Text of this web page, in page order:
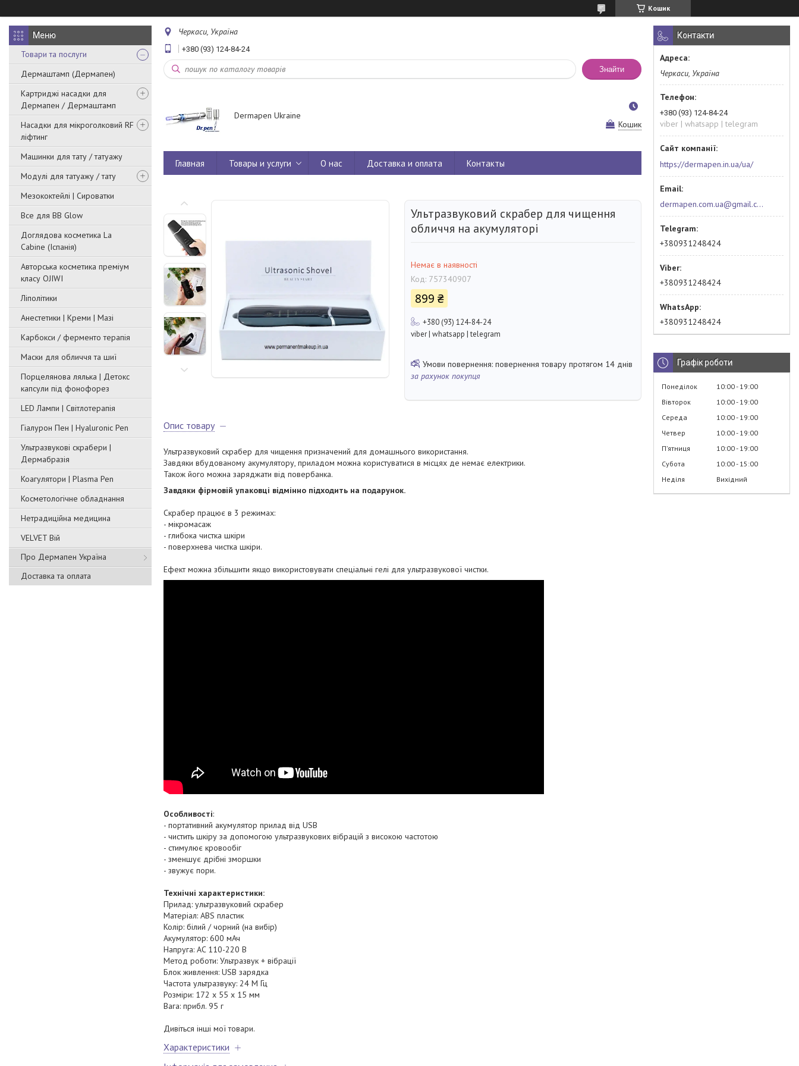
Кошик
Товари та послуги
Дермаштамп (Дермапен)
Картриджі насадки для
Дермапен / Дермаштамп
Насадки для мікроголковий RF
ліфтинг
Машинки для тату / татуажу
Модулі для татуажу / тату
Мезококтейлі | Сироватки
Все для BB Glow
Доглядова косметика La
Cabine (Іспанія)
Авторська косметика преміум
класу OJIWI
Ліполітики
Анестетики | Креми | Мазі
Карбокси / ферменто терапія
Маски для обличчя та шиї
Порцелянова лялька | Детокс
капсули під фонофорез
LED Лампи | Світлотерапія
Гіалурон Пен | Hyaluronic Pen
Ультразвукові скрабери |
Дермабразія
Коагулятори | Plasma Pen
Косметологічне обладнання
Нетрадиційна медицина
VELVET Вій
Про Дермапен Україна
Доставка та оплата
Черкаси, Україна
+380 (93) 124-84-24
Знайти
Dermapen Ukraine
Кошик
Главная Товары и услуги О нас Доставка и оплата Контакты
Ультразвуковий скрабер для чищення
обличчя на акумуляторі
Немає в наявності
Код: 757340907
899 ₴
+380 (93) 124-84-24
viber | whatsapp | telegram
повернення товару протягом 14 днів
за рахунок покупця
Опис товару
Ультразвуковий скрабер для чищення призначений для домашнього використання.
Завдяки вбудованому акумулятору, приладом можна користуватися в місцях де немає електрики.
Також його можна заряджати від повербанка.
Завдяки фірмовій упаковці відмінно підходить на подарунок.
Скрабер працює в 3 режимах:
- мікромасаж
- глибока чистка шкіри
- поверхнева чистка шкіри.
Ефект можна збільшити якщо використовувати спеціальні гелі для ультразвукової чистки.
Особливості:
- портативний акумулятор прилад від USB
- чистить шкіру за допомогою ультразвукових вібрацій з високою частотою
- стимулює кровообіг
- зменшує дрібні зморшки
- звужує пори.
Технічні характеристики:
Прилад: ультразвуковий скрабер
Матеріал: ABS пластик
Колір: білий / чорний (на вибір)
Акумулятор: 600 мАч
Напруга: AC 110-220 В
Метод роботи: Ультразвук + вібрації
Блок живлення: USB зарядка
Частота ультразвуку: 24 М Гц
Розміри: 172 х 55 х 15 мм
Вага: прибл. 95 г
Дивіться інші мої товари.
Характеристики
Контакти
Черкаси, Україна
+380 (93) 124-84-24
viber | whatsapp | telegram
https://dermapen.in.ua/ua/
dermapen.com.ua@gmail.com
+380931248424
+380931248424
+380931248424
Графік роботи
Понеділок 10:00 19:00
Вівторок
10:00 19:00
Середа
10:00 19:00
Четвер
10:00 19:00
Пʼятниця
10:00 19:00
Субота
10:00 15:00
Неділя
Вихідний